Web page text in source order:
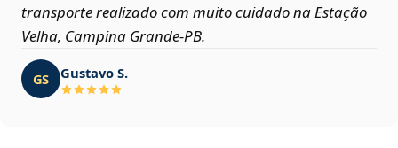
transporte realizado com muito cuidado na Estação
Velha, Campina Grande‑PB.
GS Gustavo S.